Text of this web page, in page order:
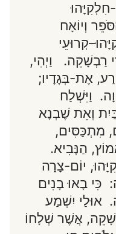
חִלְקִיָּהוּ
וְיוֹאָח
רַבְשָׁקֵה. וַיְהִי,
אֶת-בְּגָדָיו;
וַיִּשְׁלַח
וְאֵת שֶׁבְנָא
מִתְכַּסִּים,
הַנָּבִיא.
יוֹם-צָרָה
כִּי בָאוּ בָנִים
אוּלַי יִשְׁמַע
אֲשֶׁר שְׁלָחוֹ